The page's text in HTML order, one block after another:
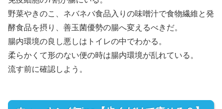
野菜やきのこ、ネバネバ食品入りの味噌汁で食物繊維と発
酵食品を摂り、善玉菌優勢の腸へ変えるべきだ。
腸内環境の良し悪しはトイレの中でわかる。
柔らかくて形のない便の時は腸内環境が乱れている。
流す前に確認しよう。